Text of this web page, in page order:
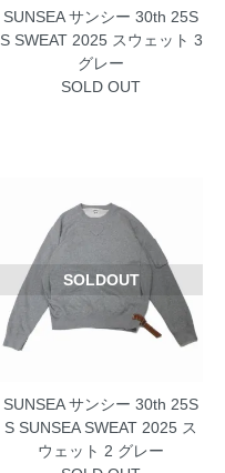
SUNSEA サンシー 30th 25S
S SWEAT 2025 スウェット 3
グレー
SOLD OUT
SOLDOUT
SUNSEA サンシー 30th 25S
S SUNSEA SWEAT 2025 ス
ウェット 2 グレー